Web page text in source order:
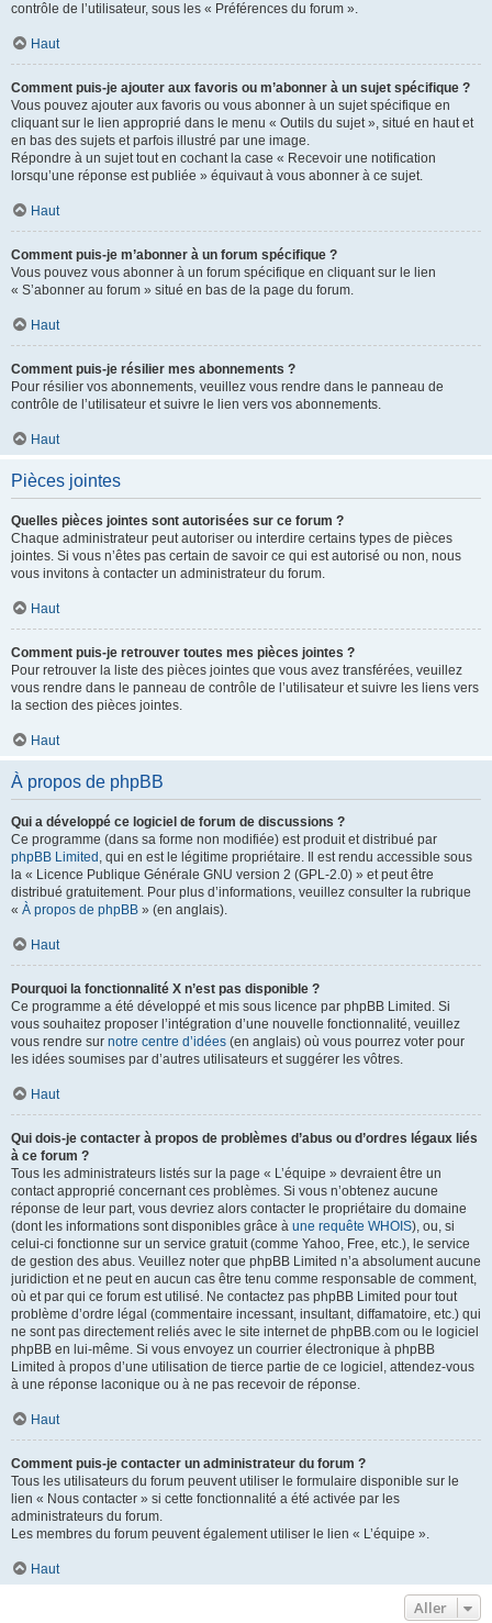
contrôle de l’utilisateur, sous les « Préférences du forum ».
Haut
Comment puis-je ajouter aux favoris ou m’abonner à un sujet spécifique ?
Vous pouvez ajouter aux favoris ou vous abonner à un sujet spécifique en
cliquant sur le lien approprié dans le menu « Outils du sujet », situé en haut et
en bas des sujets et parfois illustré par une image.
Répondre à un sujet tout en cochant la case « Recevoir une notification
lorsqu’une réponse est publiée » équivaut à vous abonner à ce sujet.
Haut
Comment puis-je m’abonner à un forum spécifique ?
Vous pouvez vous abonner à un forum spécifique en cliquant sur le lien
« S’abonner au forum » situé en bas de la page du forum.
Haut
Comment puis-je résilier mes abonnements ?
Pour résilier vos abonnements, veuillez vous rendre dans le panneau de
contrôle de l’utilisateur et suivre le lien vers vos abonnements.
Haut
Pièces jointes
Quelles pièces jointes sont autorisées sur ce forum ?
Chaque administrateur peut autoriser ou interdire certains types de pièces
jointes. Si vous n’êtes pas certain de savoir ce qui est autorisé ou non, nous
vous invitons à contacter un administrateur du forum.
Haut
Comment puis-je retrouver toutes mes pièces jointes ?
Pour retrouver la liste des pièces jointes que vous avez transférées, veuillez
vous rendre dans le panneau de contrôle de l’utilisateur et suivre les liens vers
la section des pièces jointes.
Haut
À propos de phpBB
Qui a développé ce logiciel de forum de discussions ?
Ce programme (dans sa forme non modifiée) est produit et distribué par
phpBB Limited , qui en est le légitime propriétaire. Il est rendu accessible sous
la « Licence Publique Générale GNU version 2 (GPL-2.0) » et peut être
distribué gratuitement. Pour plus d’informations, veuillez consulter la rubrique
« À propos de phpBB » (en anglais).
Haut
Pourquoi la fonctionnalité X n’est pas disponible ?
Ce programme a été développé et mis sous licence par phpBB Limited. Si
vous souhaitez proposer l’intégration d’une nouvelle fonctionnalité, veuillez
vous rendre sur notre centre d’idées (en anglais) où vous pourrez voter pour
les idées soumises par d’autres utilisateurs et suggérer les vôtres.
Haut
Qui dois-je contacter à propos de problèmes d’abus ou d’ordres légaux liés
à ce forum ?
Tous les administrateurs listés sur la page « L’équipe » devraient être un
contact approprié concernant ces problèmes. Si vous n’obtenez aucune
réponse de leur part, vous devriez alors contacter le propriétaire du domaine
(dont les informations sont disponibles grâce à une requête WHOIS), ou, si
celui-ci fonctionne sur un service gratuit (comme Yahoo, Free, etc.), le service
de gestion des abus. Veuillez noter que phpBB Limited n’a absolument aucune
juridiction et ne peut en aucun cas être tenu comme responsable de comment,
où et par qui ce forum est utilisé. Ne contactez pas phpBB Limited pour tout
problème d’ordre légal (commentaire incessant, insultant, diffamatoire, etc.) qui
ne sont pas directement reliés avec le site internet de phpBB.com ou le logiciel
phpBB en lui-même. Si vous envoyez un courrier électronique à phpBB
Limited à propos d’une utilisation de tierce partie de ce logiciel, attendez-vous
à une réponse laconique ou à ne pas recevoir de réponse.
Haut
Comment puis-je contacter un administrateur du forum ?
Tous les utilisateurs du forum peuvent utiliser le formulaire disponible sur le
lien « Nous contacter » si cette fonctionnalité a été activée par les
administrateurs du forum.
Les membres du forum peuvent également utiliser le lien « L’équipe ».
Haut
Aller